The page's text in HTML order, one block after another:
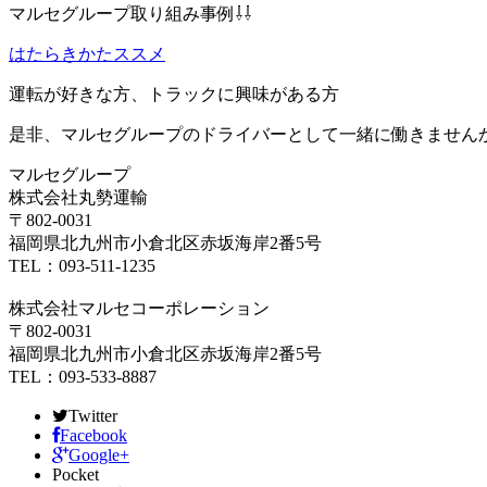
マルセグループ取り組み事例⇩⇩
はたらきかたススメ
運転が好きな方、トラックに興味がある方
是非、マルセグループのドライバーとして一緒に働きません
マルセグループ
株式会社丸勢運輸
〒802-0031
福岡県北九州市小倉北区赤坂海岸2番5号
TEL：093-511-1235
株式会社マルセコーポレーション
〒802-0031
福岡県北九州市小倉北区赤坂海岸2番5号
TEL：093-533-8887
Twitter
Facebook
Google+
Pocket